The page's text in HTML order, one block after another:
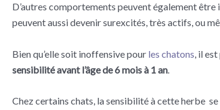
D’autres comportements peuvent également
peuvent aussi devenir surexcités, très actifs, ou
Bien qu’elle soit inoffensive pour les chatons , il
sensibilité avant l’âge de 6 mois à 1 an
Chez certains chats, la sensibilité à cette herbe